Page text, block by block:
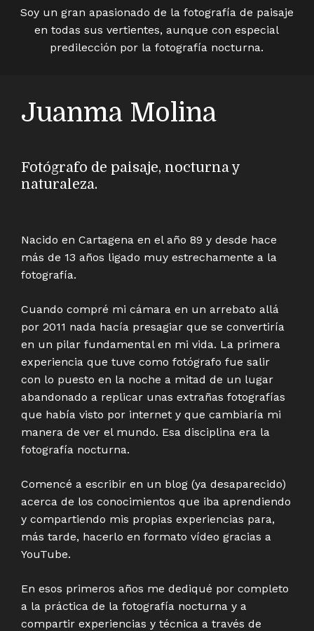
Soy un gran apasionado de la fotografía de paisaje
en todas sus vertientes, aunque con especial
predilección por la fotografía nocturna.
Juanma Molina
Fotógrafo de paisaje, nocturna y
naturaleza.
Nacido en Cartagena en el año 89 y desde hace
más de 13 años ligado muy estrechamente a la
fotografía.
Cuando compré mi cámara en un arrebato allá
por 2011 nada hacía presagiar que se convertiría
en un pilar fundamental en mi vida. La primera
experiencia que tuve como fotógrafo fue salir
con lo puesto en la noche a mitad de un lugar
abandonado a replicar unas extrañas fotografías
que había visto por internet y que cambiaría mi
manera de ver el mundo. Esa disciplina era la
fotografía nocturna.
Comencé a escribir en un blog (ya desaparecido)
acerca de los conocimientos que iba aprendiendo
y compartiendo mis propias experiencias para,
más tarde, hacerlo en formato vídeo gracias a
YouTube.
En esos primeros años me dediqué por completo
a la práctica de la fotografía nocturna y a
compartir experiencias y técnica a través de